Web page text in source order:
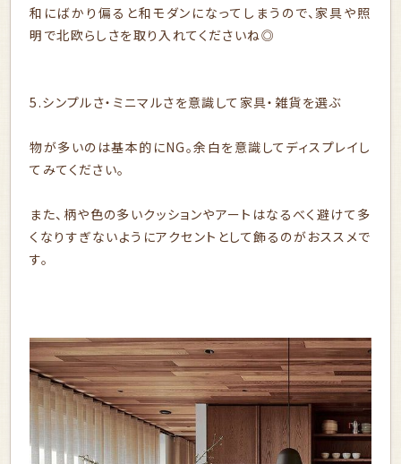
和にばかり偏ると和モダンになってしまうので、家具や照
明で北欧らしさを取り入れてくださいね◎
5.シンプルさ・ミニマルさを意識して家具・雑貨を選ぶ
物が多いのは基本的にNG。余白を意識してディスプレイし
てみてください。
また、柄や色の多いクッションやアートはなるべく避けて多
くなりすぎないようにアクセントとして飾るのがおススメで
す。